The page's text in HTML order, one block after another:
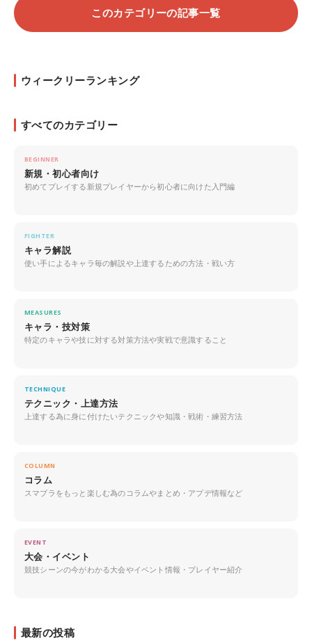
このカテゴリーの記事一覧
ウィークリーランキング
すべてのカテゴリー
BEGINNER
新規・初心者向け
初めてプレイする新規プレイヤーから初心者に向けた入門編
FIGHTER
キャラ解説
使い手によるキャラ毎の解説や上達するための方法・戦い方
MEASURES
キャラ・技対策
特定のキャラや技に対する対策方法や実戦で意識すること
TECHNIQUE
テクニック・上達方法
上達する為に身に付けたいテクニックや知識・戦術・練習方法
COLUMN
コラム
スマブラをもっと楽しむ為のコラムやまとめ・アプデ情報など
EVENT
大会・イベント
競技シーンの今がわかる大会やイベント情報・プレイヤー紹介
最新の投稿